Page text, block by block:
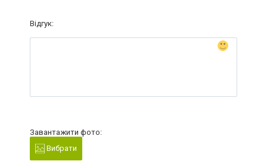
Відгук:
Завантажити фото:
Вибрати